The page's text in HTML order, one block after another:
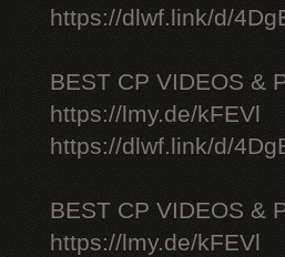
https://dlwf.link/d/
BEST CP VIDEOS &
https://lmy.de/kFEVl
https://dlwf.link/d/
BEST CP VIDEOS &
https://lmy.de/kFEVl